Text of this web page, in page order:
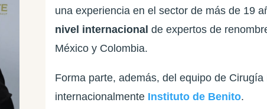
una experiencia en el sector de más de 19
nivel internacional de expertos de
México у Colombia.
Forma parte, además, del equipo de
internacionalmente Instituto de Benito.